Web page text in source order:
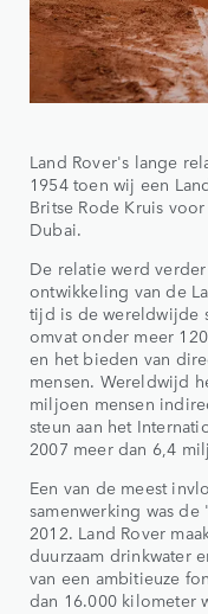
Land Rover's lange
1954 toen wij een
Britse Rode Kruis
Dubai.
De relatie werd
ontwikkeling van de
tijd is de wereldwijde
omvat onder meer
en het bieden van
mensen. Wereldwijd
miljoen mensen
steun aan het
2007 meer dan 6,4
Een van de meest
samenwerking was
2012. Land Rover
duurzaam drinkwater
van een ambitieuze
dan 16.000 kilometer